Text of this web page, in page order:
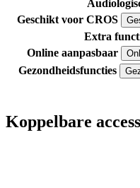
Geschikt voor CROS
Extra
Online aanpasbaar
Gezondheidsfuncties
Koppelbare